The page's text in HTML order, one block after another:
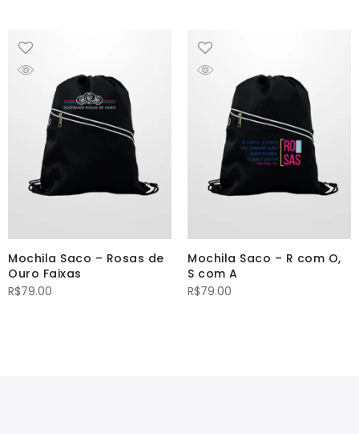
Mochila Saco – Rosas de
Ouro Faixas
R$79.00
Mochila Saco – R com O,
S com A
R$79.00